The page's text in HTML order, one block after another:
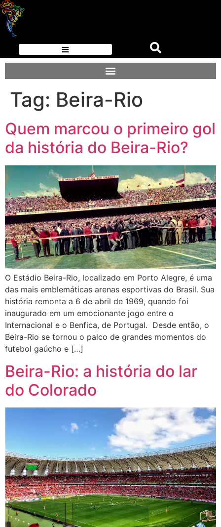
Tag: Beira-Rio
Quem marcou o primeiro gol
da história do Beira-Rio?
O Estádio Beira-Rio, localizado em Porto Alegre, é uma
das mais emblemáticas arenas esportivas do Brasil. Sua
história remonta a 6 de abril de 1969, quando foi
inaugurado em um emocionante jogo entre o
Internacional e o Benfica, de Portugal. Desde então, o
Beira-Rio se tornou o palco de grandes momentos do
futebol gaúcho e […]
Beira-Rio: a história do lar
do Colorado